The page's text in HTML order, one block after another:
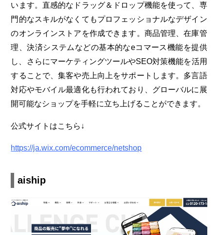
います。直感的なドラッグ＆ドロップ機能を使って、専
門的なスキルがなくてもプロフェッショナルなデザイン
のオンラインストアを作成できます。商品管理、在庫管
理、決済システムなどの基本的なeコマース機能を提供
し、さらにマーケティングツールやSEO対策機能を活用
することで、集客や売上向上をサポートします。多言語
対応やモバイル最適化も行われており、グローバルに展
開可能なショップを手軽に立ち上げることができます。
公式サイトはこちら↓
https://ja.wix.com/ecommerce/netshop
aiship